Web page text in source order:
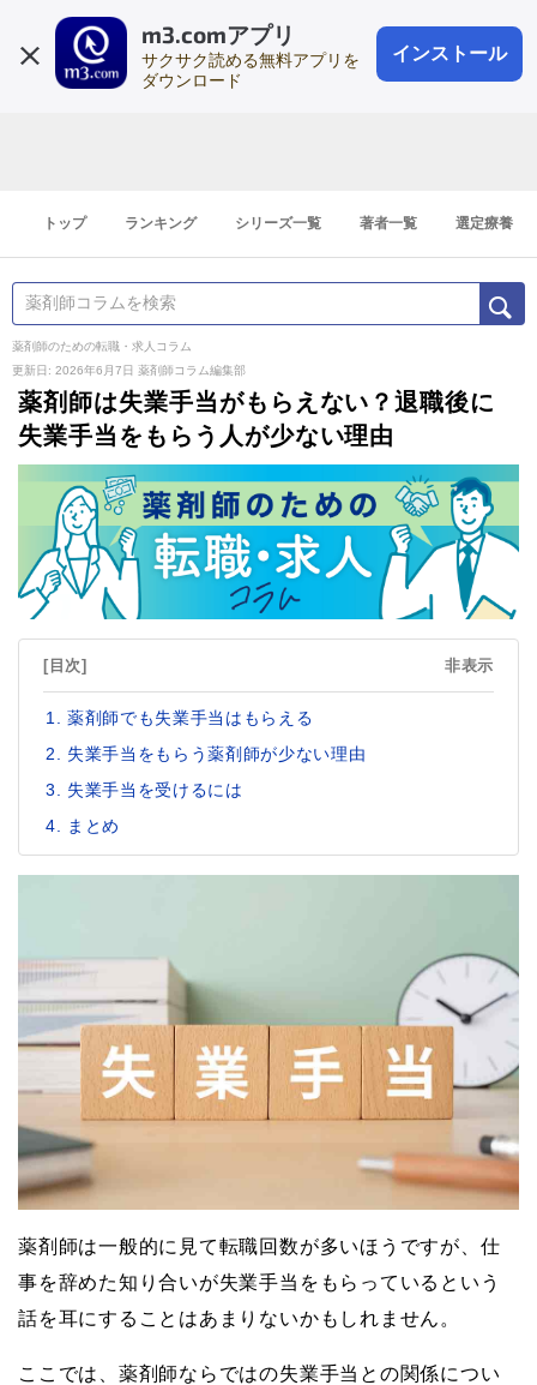
m3.comアプリ
サクサク読める無料アプリを
ダウンロード
インストール
会員登録
登録1分
トップ ランキング シリーズ一覧 著者一覧 選定療養
薬剤師のための転職・求人コラム
更新日: 2026年6月7日 薬剤師コラム編集部
薬剤師は失業手当がもらえない？退職後に
失業手当をもらう人が少ない理由
[目次] 非表示
薬剤師でも失業手当はもらえる
失業手当をもらう薬剤師が少ない理由
失業手当を受けるには
まとめ
薬剤師は一般的に見て転職回数が多いほうですが、仕
事を辞めた知り合いが失業手当をもらっているという
話を耳にすることはあまりないかもしれません。
ここでは、薬剤師ならではの失業手当との関係につい